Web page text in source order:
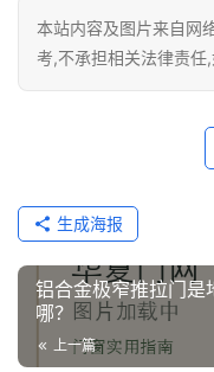
本站内容及图片来自网
考,不承担相关法律责
生成海报
铝合金极窄推拉门是
哪？
上一篇